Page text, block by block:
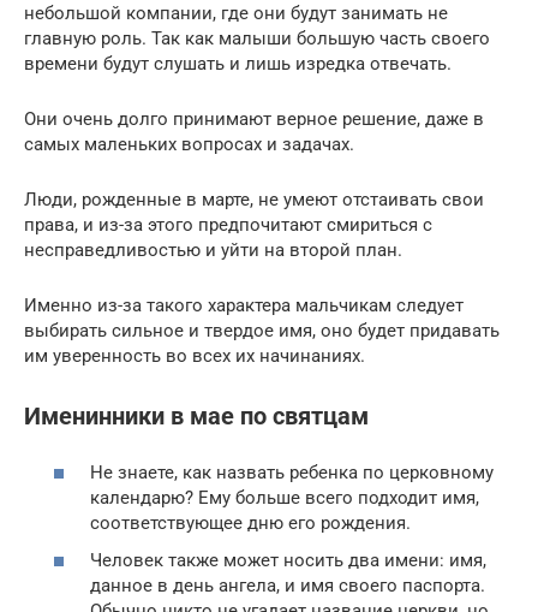
небольшой компании, где они будут занимать не
главную роль. Так как малыши большую часть своего
времени будут слушать и лишь изредка отвечать.
Они очень долго принимают верное решение, даже в
самых маленьких вопросах и задачах.
Люди, рожденные в марте, не умеют отстаивать свои
права, и из-за этого предпочитают смириться с
несправедливостью и уйти на второй план.
Именно из-за такого характера мальчикам следует
выбирать сильное и твердое имя, оно будет придавать
им уверенность во всех их начинаниях.
Именинники в мае по святцам
Не знаете, как назвать ребенка по церковному
календарю? Ему больше всего подходит имя,
соответствующее дню его рождения.
Человек также может носить два имени: имя,
данное в день ангела, и имя своего паспорта.